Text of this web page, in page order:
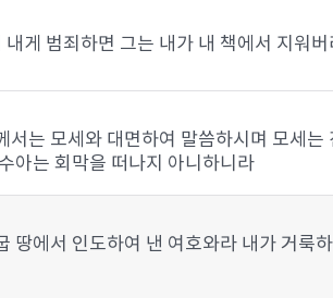
게 범죄하면 그는 내가 내 책에서 지워
는 모세와 대면하여 말씀하시며 모세는
아는 회막을 떠나지 아니하니라
땅에서 인도하여 낸 여호와라 내가 거룩하